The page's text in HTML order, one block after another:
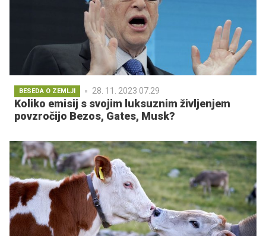
BESEDA O ZEMLJI 28. 11. 2023 07.29
Koliko emisij s svojim luksuznim življenjem
povzročijo Bezos, Gates, Musk?